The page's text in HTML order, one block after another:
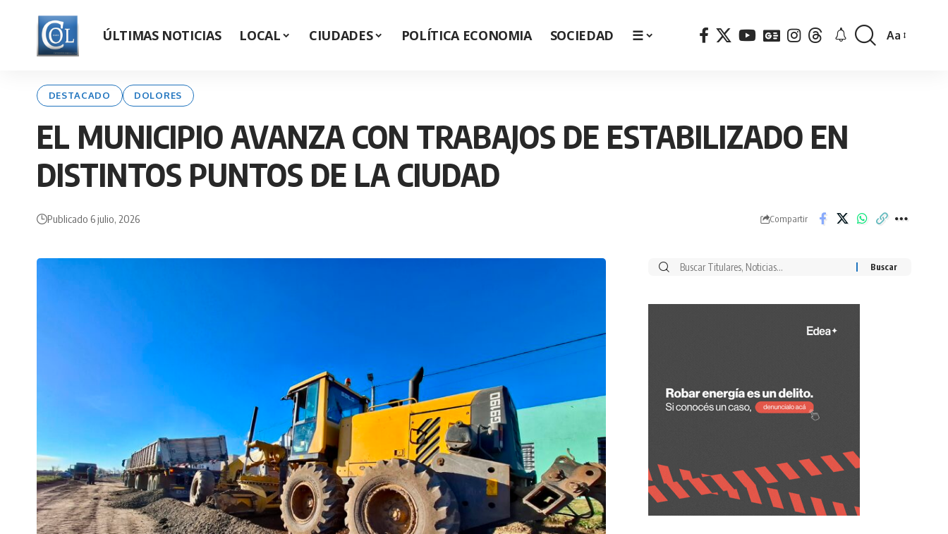
ÚLTIMAS NOTICIAS LOCAL CIUDADES POLÍTICA ECONOMIA SOCIEDAD ☰
Font
Aa
DESTACADO DOLORES
EL MUNICIPIO AVANZA CON TRABAJOS DE ESTABILIZADO EN
DISTINTOS PUNTOS DE LA CIUDAD
Publicado 6 julio, 2026 Compartir
Buscar